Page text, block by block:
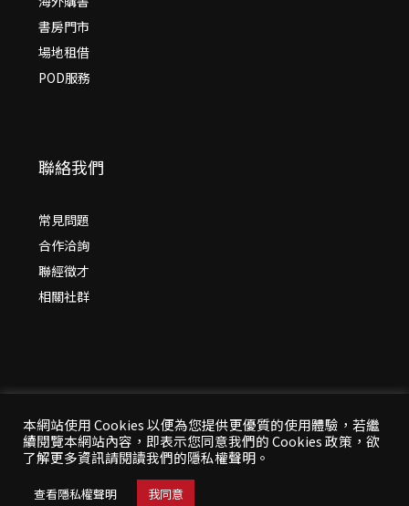
書房門市
場地租借
POD服務
聯絡我們
常見問題
合作洽詢
聯經徵才
相關社群
© 2026 年聯經出版：思考，連結過去與未來
All Rights Reserved | 本站台資料為版權所有，非經同
意請勿作任何形式之轉載使用
本網站使用 Cookies 以便為您提供更優質的使用體驗，若繼
續閱覽本網站內容，即表示您同意我們的 Cookies 政策，欲
了解更多資訊請閱讀我們的隱私權聲明。
查看隱私權聲明 我同意